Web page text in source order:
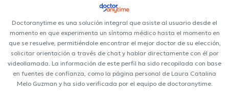
Doctoranytime es una solución integral que asiste al usuario desde el
momento en que experimenta un síntoma médico hasta el momento en
que se resuelve, permitiéndole encontrar el mejor doctor de su elección,
solicitar orientación a través de chat y hablar directamente con él por
videollamada. La información de este perfil ha sido recopilada con base
en fuentes de confianza, como la página personal de Laura Catalina
Melo Guzman y ha sido verificada por el equipo de doctoranytime.